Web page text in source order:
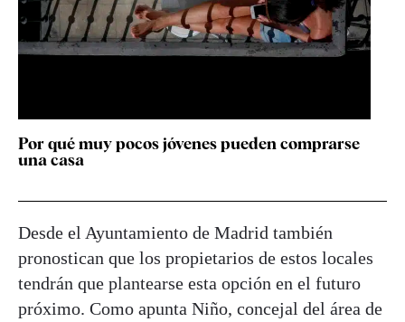
Por qué muy pocos jóvenes pueden comprarse
una casa
Desde el Ayuntamiento de Madrid también
pronostican que los propietarios de estos locales
tendrán que plantearse esta opción en el futuro
próximo. Como apunta Niño, concejal del área de